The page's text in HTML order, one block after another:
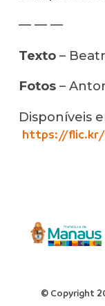
— — —
Texto–
Fotos–
Disponíveis
https://flic.kr/
© Copyright